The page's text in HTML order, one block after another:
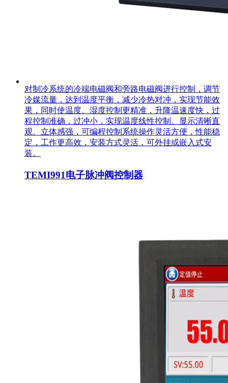
对制冷系统的冷端电磁阀和旁路电磁阀进行控制，调节
冷媒流量，达到温度平衡，减少冷热对冲，实现节能效
果，同时使温度、湿度控制更精准，升降温速度快，过
程控制准确，过冲小，实现温度线性控制。显示清晰直
观、立体感强，可编程控制系统操作灵活方便，性能稳
定，工作更高效，安装方式灵活，可外挂或嵌入式安
装。
TEMI991电子脉冲阀控制器